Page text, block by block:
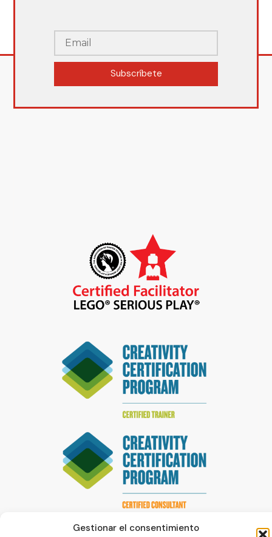
Gestionar el consentimiento
Subscríbete